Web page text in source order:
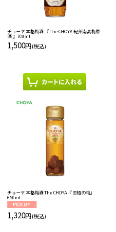
チョーヤ 本格梅酒 『 The CHOYA 紀州南高梅原
酒 』700ml
1,500円(税込)
チョーヤ 本格梅酒 The CHOYA『 至極の梅』
650ml
1,320円(税込)